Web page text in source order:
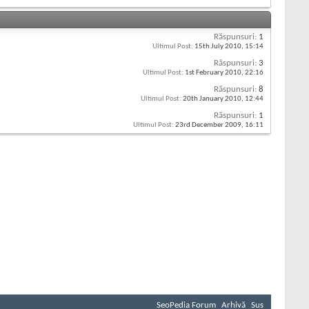
Răspunsuri: 1
Ultimul Post: 15th July 2010, 15:14
Răspunsuri: 3
Ultimul Post: 1st February 2010, 22:16
Răspunsuri: 8
Ultimul Post: 20th January 2010, 12:44
Răspunsuri: 1
Ultimul Post: 23rd December 2009, 16:11
SeoPedia Forum Arhivă Sus